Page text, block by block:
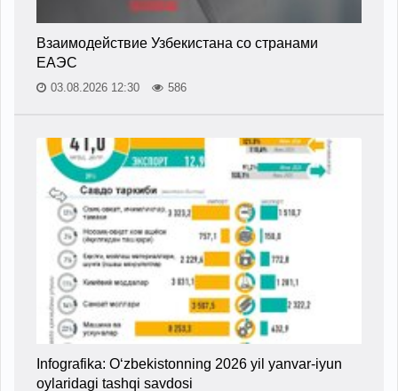
Взаимодействие Узбекистана со странами
ЕАЭС
03.08.2026 12:30 586
Infografika: O‘zbekistonning 2026 yil yanvar-iyun
oylaridagi tashqi savdosi